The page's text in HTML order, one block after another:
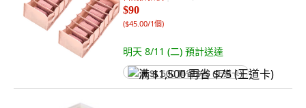
$90
($45.00/1個)
明天 8/11 (二) 預計送達
满 $1,500 再省 $75 (王道卡)